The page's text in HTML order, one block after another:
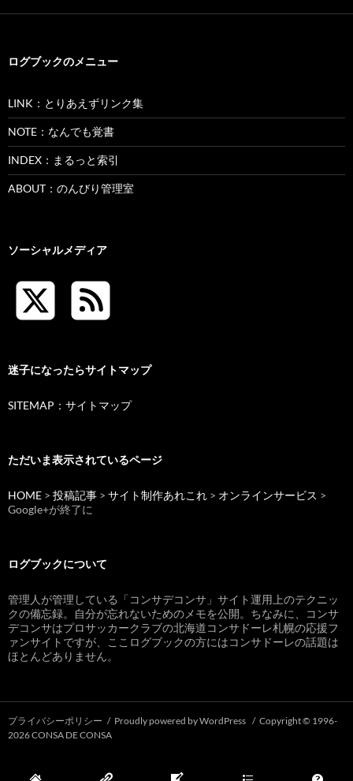
ログブックのメニュー
LINK：とりあえずリンク集
NOTE：なんでも覚書
INDEX：まるっと索引
ABOUT：のんびり管理室
ソーシャルメディア
迷子になったらサイトマップ
SITEMAP：サイトマップ
ただいま表示されているページ
HOME > 投稿記事 > サイト制作あれこれ > オンラインサービス >
Google+が終了に
ログブックについて
管理人が管理している「コンサデコンサ」サイト運用上のテクニッ
クの備忘録。自分が忘れないためのメモを公開。ちなみに、コンサ
デコンサはプロサッカークラブの北海道コンサドーレ札幌の応援フ
ァンサイトですが、ここログブックの方にはコンサドーレの話題は
ほとんどありません。
プライバシーポリシー Proudly powered by WordPress
Copyright © 1996-
2026 CONSA DE CONSA